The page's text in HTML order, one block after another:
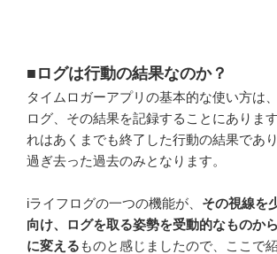
■ログは行動の結果なのか？
タイムロガーアプリの基本的な使い方は
ログ、その結果を記録することにありま
れはあくまでも終了した行動の結果であ
過ぎ去った過去のみとなります。
iライフログの一つの機能が、 その視線を
向け、ログを取る姿勢を受動的なものか
に変える ものと感じましたので、ここで